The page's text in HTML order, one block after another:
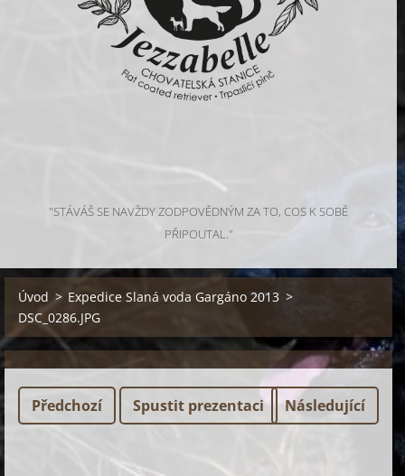
"STÁVÁŠ SE NAVŽDY ZODPOVĚDNÝM ZA TO, COS K SOBĚ
PŘIPOUTAL."
Úvod > Expedice Slaná voda Gargáno 2013 >
DSC_0286.JPG
Předchozí Spustit prezentaci Následující